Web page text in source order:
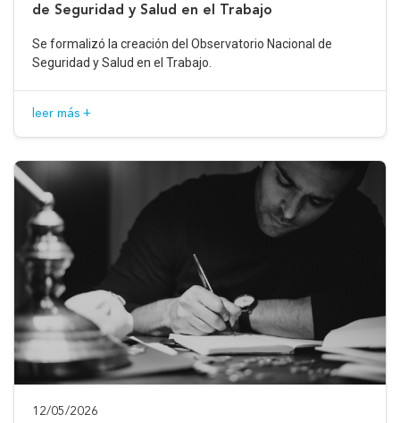
de Seguridad y Salud en el Trabajo
Se formalizó la creación del Observatorio Nacional de
Seguridad y Salud en el Trabajo.
leer más +
12/05/2026